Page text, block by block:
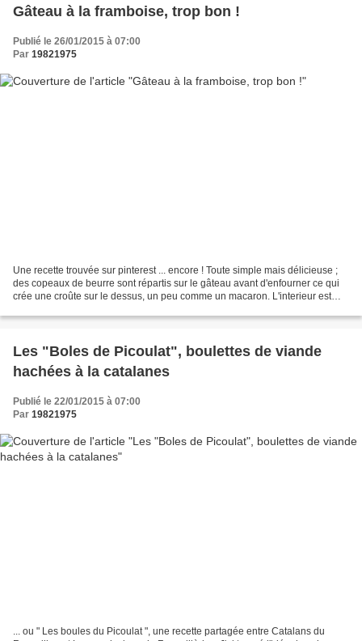
Gâteau à la framboise, trop bon !
Publié le 26/01/2015 à 07:00
Par 19821975
Une recette trouvée sur pinterest ... encore ! Toute simple mais délicieuse ;
des copeaux de beurre sont répartis sur le gâteau avant d'enfourner ce qui
crée une croûte sur le dessus, un peu comme un macaron. L'interieur est
Les "Boles de Picoulat", boulettes de viande
hachées à la catalanes
Publié le 22/01/2015 à 07:00
Par 19821975
... ou " Les boules du Picoulat ", une recette partagée entre Catalans du